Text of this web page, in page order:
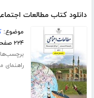
دانلود کتاب مطالعات
موضوع:
۲۲۴ صفحه
راهنمای